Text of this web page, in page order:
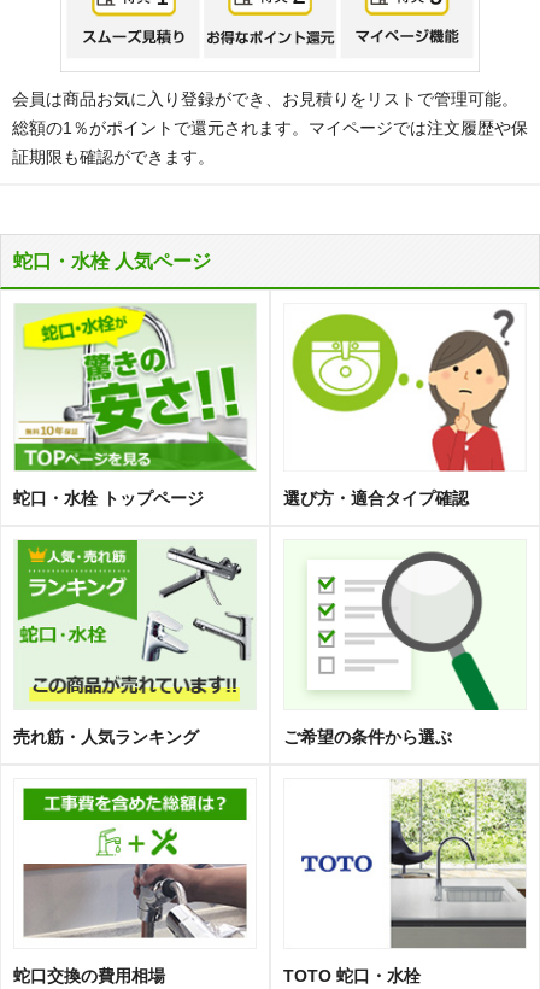
会員は商品お気に入り登録ができ、お見積りをリストで管理可能。
総額の1％がポイントで還元されます。マイページでは注文履歴や保
証期限も確認ができます。
蛇口・水栓 人気ページ
蛇口・水栓 トップページ 選び方・適合タイプ確認
売れ筋・人気ランキング ご希望の条件から選ぶ
蛇口交換の費用相場 TOTO 蛇口・水栓